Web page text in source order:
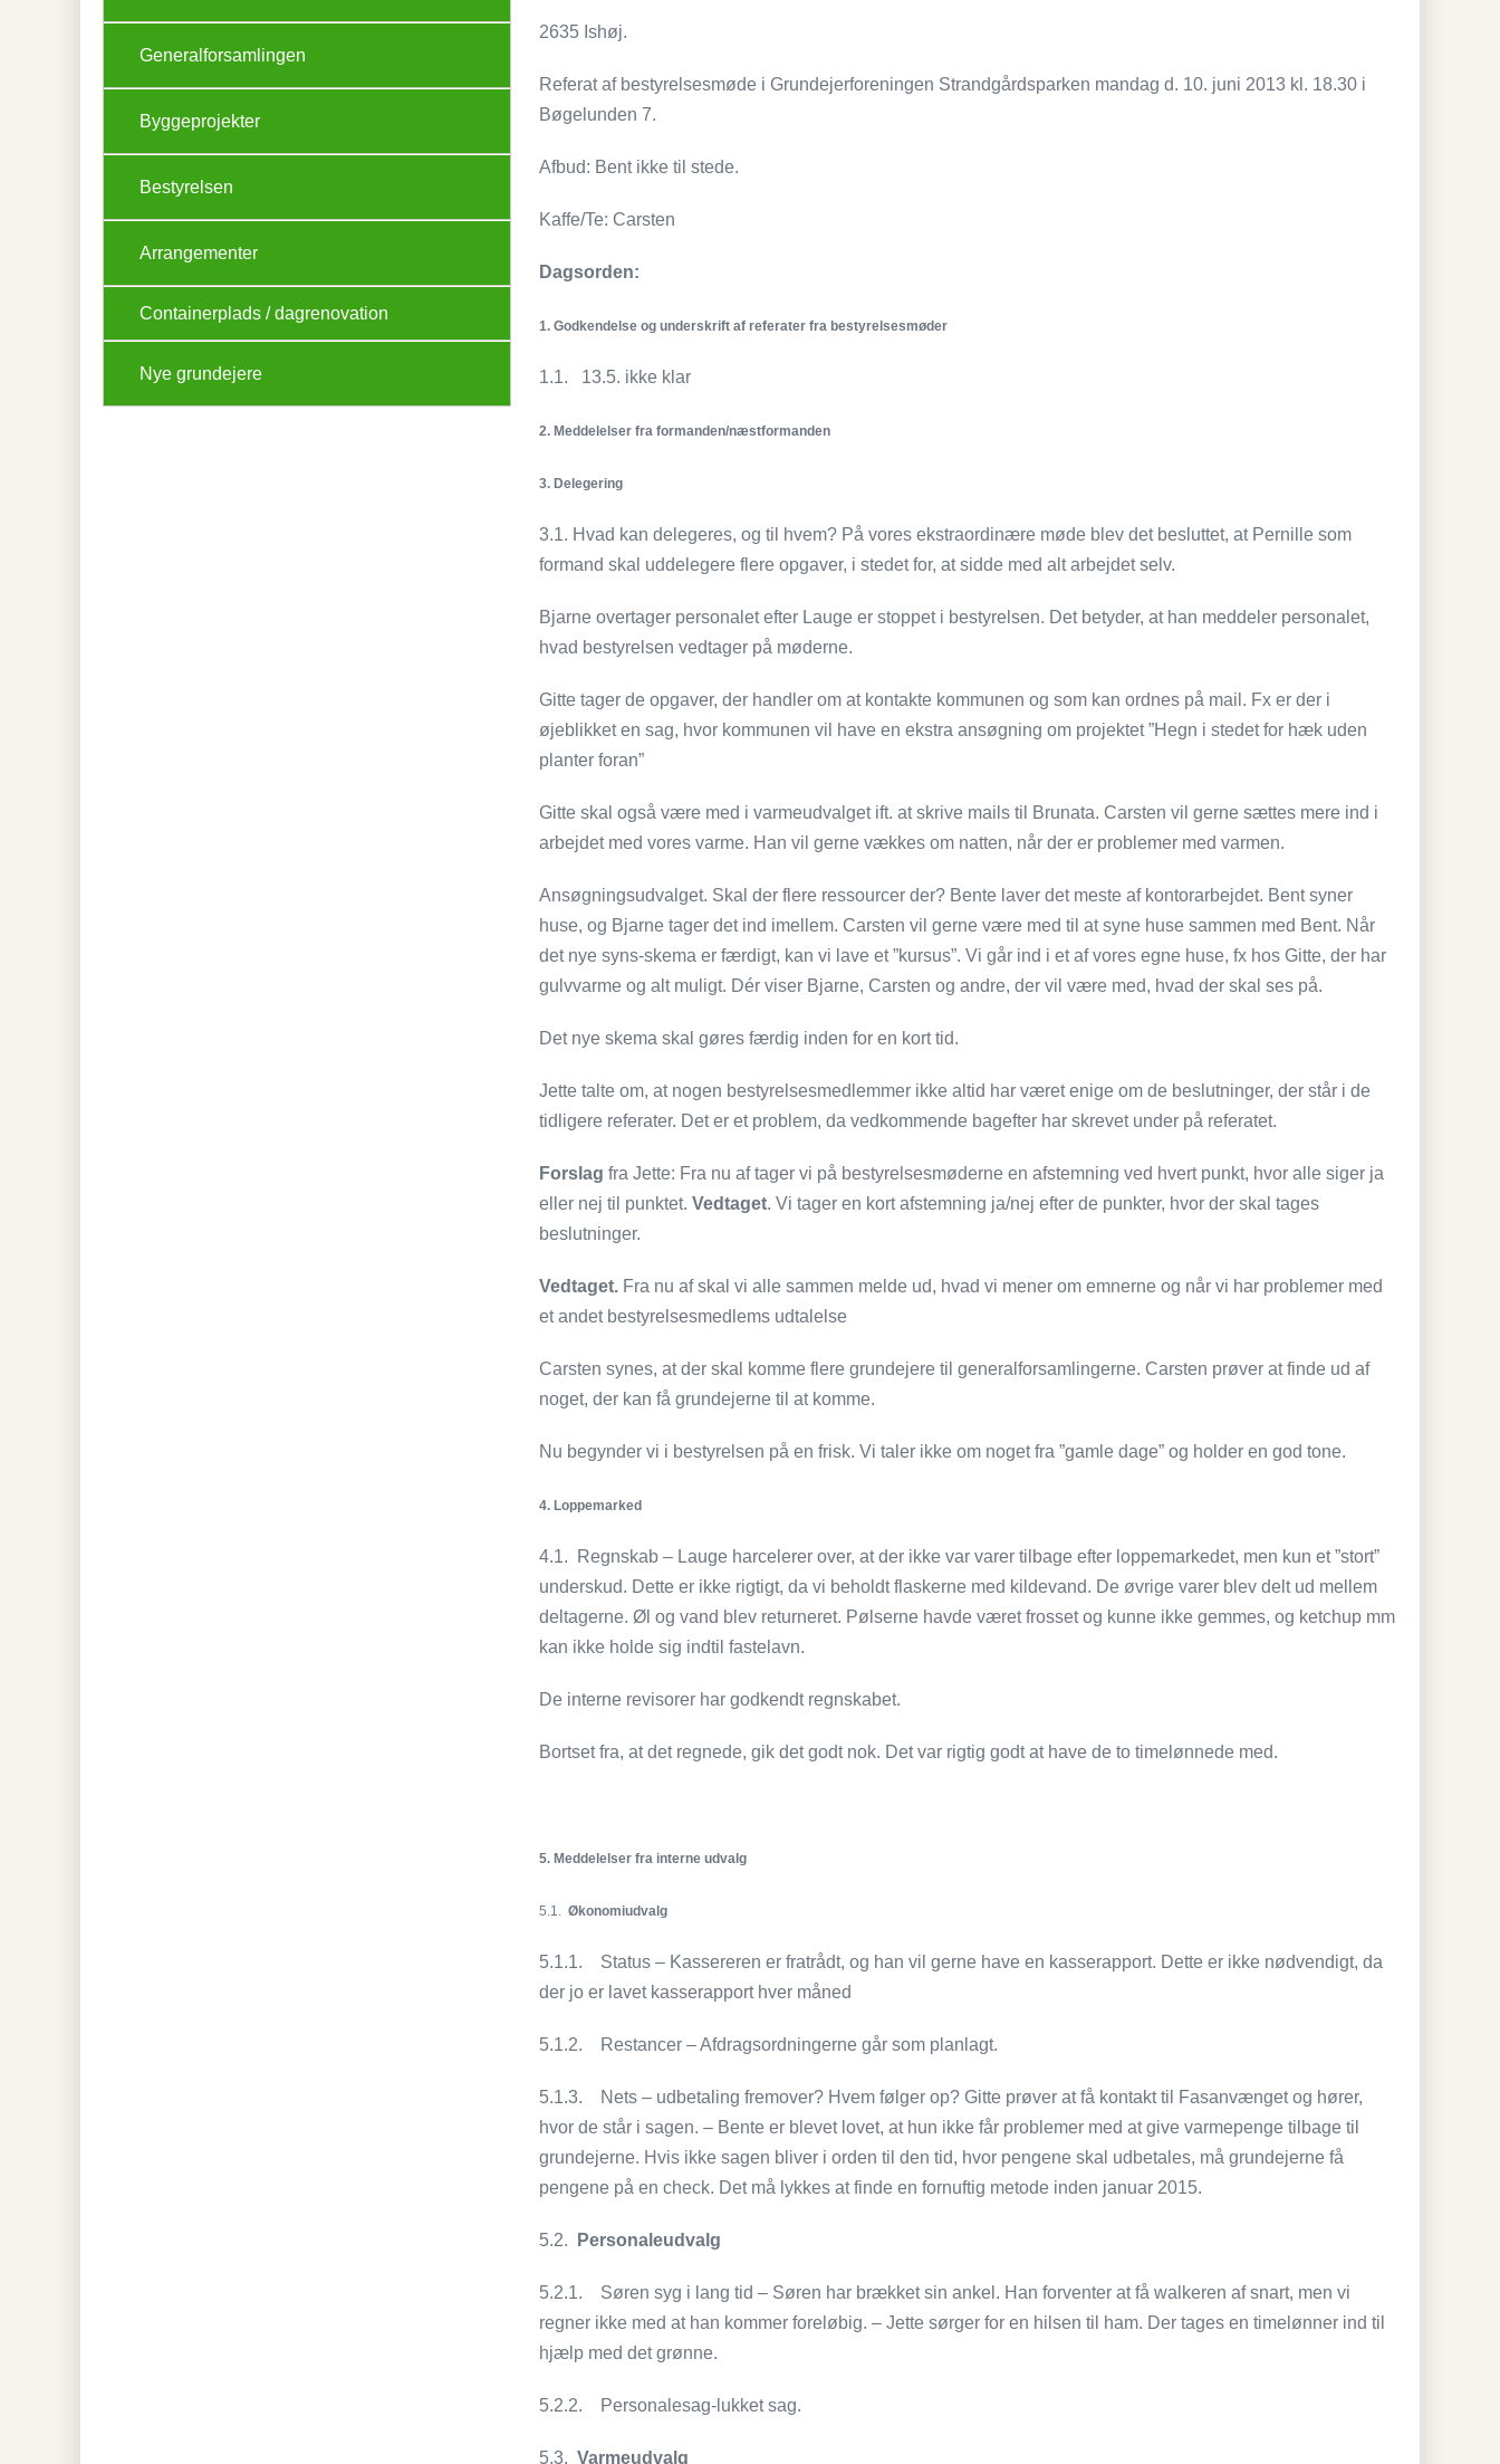
Generalforsamlingen
Byggeprojekter
Bestyrelsen
Arrangementer
Containerplads / dagrenovation
Nye grundejere
2635 Ishøj.
Referat af bestyrelsesmøde i Grundejerforeningen Strandgårdsparken mandag d. 10. juni 2013 kl. 18.30 i
Bøgelunden 7.
Afbud: Bent ikke til stede.
Kaffe/Te: Carsten
Dagsorden:
1.Godkendelse og underskrift af referater fra bestyrelsesmøder
1.1. 13.5. ikke klar
2. Meddelelser fra formanden/næstformanden
3. Delegering
3.1. Hvad kan delegeres, og til hvem? På vores ekstraordinære møde blev det besluttet, at Pernille som
formand skal uddelegere flere opgaver, i stedet for, at sidde med alt arbejdet selv.
Bjarne overtager personalet efter Lauge er stoppet i bestyrelsen. Det betyder, at han meddeler personalet,
hvad bestyrelsen vedtager på møderne.
Gitte tager de opgaver, der handler om at kontakte kommunen og som kan ordnes på mail. Fx er der i
øjeblikket en sag, hvor kommunen vil have en ekstra ansøgning om projektet ”Hegn i stedet for hæk uden
planter foran”
Gitte skal også være med i varmeudvalget ift. at skrive mails til Brunata. Carsten vil gerne sættes mere ind i
arbejdet med vores varme. Han vil gerne vækkes om natten, når der er problemer med varmen.
Ansøgningsudvalget. Skal der flere ressourcer der? Bente laver det meste af kontorarbejdet. Bent syner
huse, og Bjarne tager det ind imellem. Carsten vil gerne være med til at syne huse sammen med Bent. Når
det nye syns-skema er færdigt, kan vi lave et ”kursus”. Vi går ind i et af vores egne huse, fx hos Gitte, der har
gulvvarme og alt muligt. Dér viser Bjarne, Carsten og andre, der vil være med, hvad der skal ses på.
Det nye skema skal gøres færdig inden for en kort tid.
Jette talte om, at nogen bestyrelsesmedlemmer ikke altid har været enige om de beslutninger, der står i de
tidligere referater. Det er et problem, da vedkommende bagefter har skrevet under på referatet.
Forslag fra Jette: Fra nu af tager vi på bestyrelsesmøderne en afstemning ved hvert punkt, hvor alle siger ja
eller nej til punktet.Vedtaget. Vi tager en kort afstemning ja/nej efter de punkter, hvor der skal tages
beslutninger.
Vedtaget. Fra nu af skal vi alle sammen melde ud, hvad vi mener om emnerne og når vi har problemer med
et andet bestyrelsesmedlems udtalelse
Carsten synes, at der skal komme flere grundejere til generalforsamlingerne. Carsten prøver at finde ud af
noget, der kan få grundejerne til at komme.
Nu begynder vi i bestyrelsen på en frisk. Vi taler ikke om noget fra ”gamle dage” og holder en god tone.
4. Loppemarked
4.1. Regnskab – Lauge harcelerer over, at der ikke var varer tilbage efter loppemarkedet, men kun et ”stort”
underskud. Dette er ikke rigtigt, da vi beholdt flaskerne med kildevand. De øvrige varer blev delt ud mellem
deltagerne. Øl og vand blev returneret. Pølserne havde været frosset og kunne ikke gemmes, og ketchup mm
kan ikke holde sig indtil fastelavn.
De interne revisorer har godkendt regnskabet.
Bortset fra, at det regnede, gik det godt nok. Det var rigtig godt at have de to timelønnede med.
5. Meddelelser fra interne udvalg
5.1.Økonomiudvalg
5.1.1. Status – Kassereren er fratrådt, og han vil gerne have en kasserapport. Dette er ikke nødvendigt, da
der jo er lavet kasserapport hver måned
5.1.2. Restancer – Afdragsordningerne går som planlagt.
5.1.3. Nets – udbetaling fremover? Hvem følger op? Gitte prøver at få kontakt til Fasanvænget og hører,
hvor de står i sagen. – Bente er blevet lovet, at hun ikke får problemer med at give varmepenge tilbage til
grundejerne. Hvis ikke sagen bliver i orden til den tid, hvor pengene skal udbetales, må grundejerne få
pengene på en check. Det må lykkes at finde en fornuftig metode inden januar 2015.
5.2. Personaleudvalg
5.2.1. Søren syg i lang tid – Søren har brækket sin ankel. Han forventer at få walkeren af snart, men vi
regner ikke med at han kommer foreløbig. – Jette sørger for en hilsen til ham. Der tages en timelønner ind til
hjælp med det grønne.
5.2.2. Personalesag-lukket sag.
5.3.Varmeudvalg